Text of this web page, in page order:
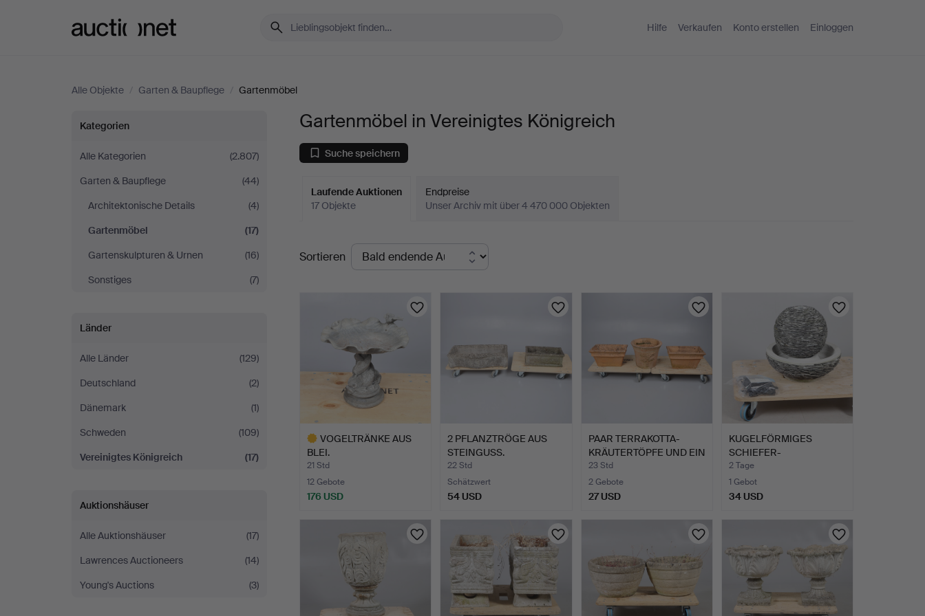
Hilfe Verkaufen Konto erstellen Einloggen
Alle Objekte / Garten & Baupflege / Gartenmöbel
Gartenmöbel
in
Vereinigtes
Königreich
Kategorien
Alle Kategorien
(2.807)
Garten & Baupflege
(44)
Architektonische Details
(4)
Gartenmöbel
(17)
Gartenskulpturen & Urnen
(16)
Sonstiges
(7)
Länder
Alle Länder
(129)
Deutschland
(2)
Dänemark
(1)
Schweden
(109)
Vereinigtes Königreich
(17)
Auktionshäuser
Alle Auktionshäuser
(17)
Lawrences Auctioneers
(14)
Young's Auctions
(3)
Gartenmöbel in Vereinigtes Königreich
Suche speichern
Laufende Auktionen
17 Objekte
Endpreise
Unser Archiv mit über 4 470 000 Objekten
Laufende
Auktionen
Sortieren
VOGELTRÄNKE AUS
BLEI.
21 Std
12 Gebote
176 USD
2 PFLANZTRÖGE AUS
STEINGUSS.
22 Std
Schätzwert
54 USD
PAAR TERRAKOTTA-
KRÄUTERTÖPFE UND EIN
WEITE…
23 Std
2 Gebote
27 USD
KUGELFÖRMIGES
SCHIEFER-
WASSEROBJEKT VON
WO…
2 Tage
1 Gebot
34 USD